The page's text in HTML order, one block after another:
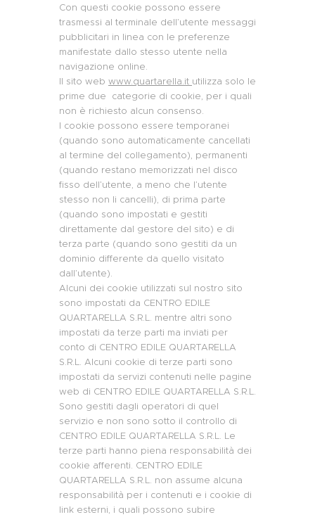
Con questi cookie possono essere
trasmessi al terminale dell’utente messaggi
pubblicitari in linea con le preferenze
manifestate dallo stesso utente nella
navigazione online.
Il sito web www.quartarella.it utilizza solo le
prime due categorie di cookie, per i quali
non è richiesto alcun consenso.
I cookie possono essere temporanei
(quando sono automaticamente cancellati
al termine del collegamento), permanenti
(quando restano memorizzati nel disco
fisso dell’utente, a meno che l’utente
stesso non li cancelli), di prima parte
(quando sono impostati e gestiti
direttamente dal gestore del sito) e di
terza parte (quando sono gestiti da un
dominio differente da quello visitato
dall’utente).
Alcuni dei cookie utilizzati sul nostro sito
sono impostati da CENTRO EDILE
QUARTARELLA S.R.L. mentre altri sono
impostati da terze parti ma inviati per
conto di CENTRO EDILE QUARTARELLA
S.R.L. Alcuni cookie di terze parti sono
impostati da servizi contenuti nelle pagine
web di CENTRO EDILE QUARTARELLA S.R.L.
Sono gestiti dagli operatori di quel
servizio e non sono sotto il controllo di
CENTRO EDILE QUARTARELLA S.R.L. Le
terze parti hanno piena responsabilità dei
cookie afferenti. CENTRO EDILE
QUARTARELLA S.R.L. non assume alcuna
responsabilità per i contenuti e i cookie di
link esterni, i quali possono subire